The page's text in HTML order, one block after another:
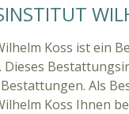
Koss ist ein
Dieses
Als
Koss Ihnen